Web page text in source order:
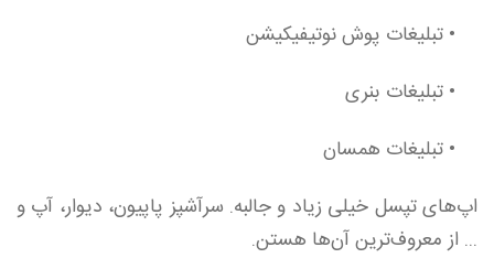
• تبلیغات پوش نوتیفیکیشن
• تبلیغات بنری
• تبلیغات همسان
اپ‌های تپسل خیلی زیاد و جالبه. سرآشپز پاپیون، دیوار،‌ آپ و
... از معروف‌ترین آن‌ها هستن.